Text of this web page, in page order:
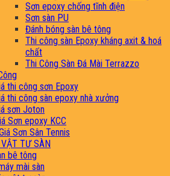
Sơn epoxy chống tĩnh điện
Sơn sàn PU
Đánh bóng sàn bê tông
Thi công sàn Epoxy kháng axit & hoá
chất
Thi Công Sàn Đá Mài Terrazzo
thi công sơn Epoxy
thi công sàn epoxy nhà xưởng
sơn Joton
Sơn epoxy KCC
Sơn Sân Tennis
TƯ SÀN
bê tông
mài sàn